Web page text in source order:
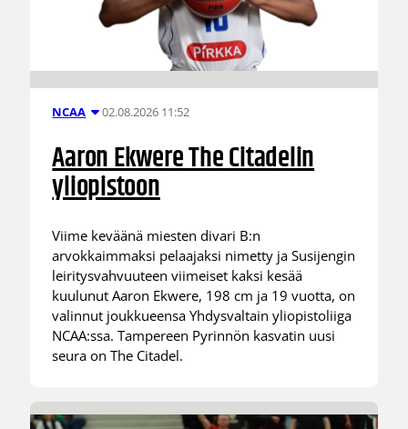
NCAA 02.08.2026 11:52
Aaron Ekwere The Citadelin
yliopistoon
Viime keväänä miesten divari B:n
arvokkaimmaksi pelaajaksi nimetty ja Susijengin
leiritysvahvuuteen viimeiset kaksi kesää
kuulunut Aaron Ekwere, 198 cm ja 19 vuotta, on
valinnut joukkueensa Yhdysvaltain yliopistoliiga
NCAA:ssa. Tampereen Pyrinnön kasvatin uusi
seura on The Citadel.